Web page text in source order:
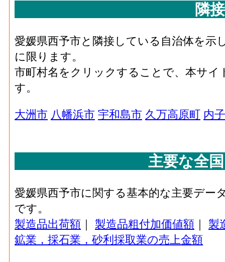
10人以上事業所における有形固定資産年
場、製作所、製造所あるいは加工所の数
石油･従業者数[人](2016)
び無給家族従業者、常用労働者の数
石油･現金給与総額[百万円](2016)
払額
品製造業 の燃料費と電力も含む年間原材
石油･製造品出荷額等[百万円](2016)：石油
石油･粗付加価値額[百万円](2016)：石油製
の製造品生産活動によって新規に付加さ
石油･有形固定資産年末現在高[百万円
造業 の従業者10人以上事業所における有
隣
愛媛県西予市と隣接している自治体を示
に限ります。
市町村名をクリックすることで、本サ
す。
大洲市 八幡浜市 宇和島市 久万高原町 内
主要な全
愛媛県西予市に関する基本的な主要デ
です。
製造品出荷額 ｜ 製造品粗付加価値額 ｜ 製
鉱業，採石業，砂利採取業の売上金額